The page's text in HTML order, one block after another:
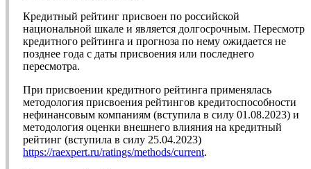
Кредитный рейтинг присвоен по российской
национальной шкале и является долгосрочным. Пересмотр
кредитного рейтинга и прогноза по нему ожидается не
позднее года с даты присвоения или последнего
пересмотра.
При присвоении кредитного рейтинга применялась
методология присвоения рейтингов кредитоспособности
нефинансовым компаниям (вступила в силу 01.08.2023) и
методология оценки внешнего влияния на кредитный
рейтинг (вступила в силу 25.04.2023)
https://raexpert.ru/ratings/methods/current.